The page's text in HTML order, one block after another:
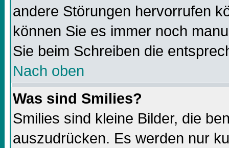
andere Störungen hervorrufen
können Sie es immer noch
Sie beim Schreiben die
Nach oben
Was sind Smilies?
Smilies sind kleine Bilder, die
auszudrücken. Es werden nur